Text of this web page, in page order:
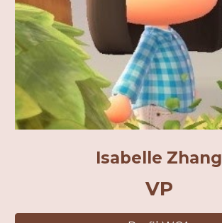
Isabelle Zhang
VP